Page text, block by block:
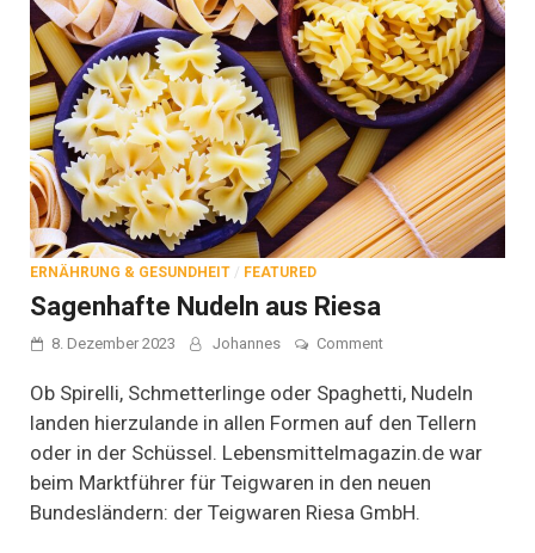
ERNÄHRUNG & GESUNDHEIT / FEATURED
Sagenhafte Nudeln aus Riesa
8. Dezember 2023 Johannes Commenton
Nudeln
aus
Riesa
Ob Spirelli, Schmetterlinge oder Spaghetti, Nudeln
landen hierzulande in allen Formen auf den Tellern
oder in der Schüssel. Lebensmittelmagazin.de war
beim Marktführer für Teigwaren in den neuen
Bundesländern: der Teigwaren Riesa GmbH.